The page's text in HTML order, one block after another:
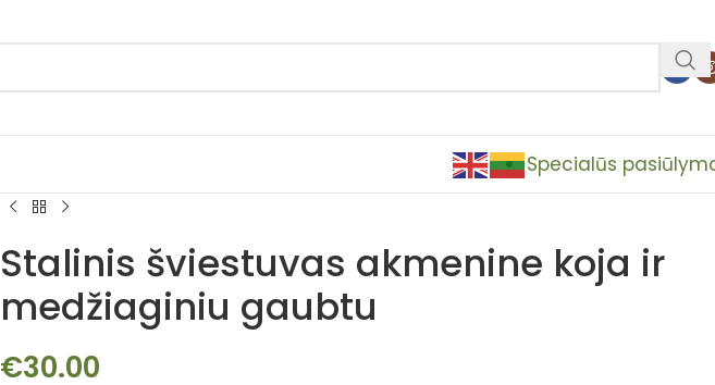
Specialūs
Stalinis šviestuvas akmenine koja ir
medžiaginiu gaubtu
€30.00